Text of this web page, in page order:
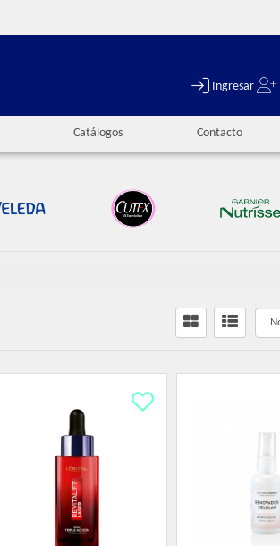
Ingresar
Catálogos Contacto